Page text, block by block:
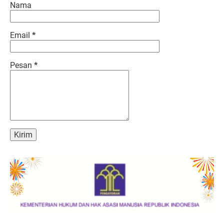
Nama
Email *
Pesan *